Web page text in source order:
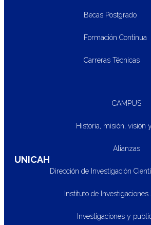
Becas Postgrado
Formación Continua
Carreras Técnicas
UNICAH
CAMPUS
Historia, misión, visión
Alianzas
Dirección de Investigación
Instituto de Investigaciones
Investigaciones y